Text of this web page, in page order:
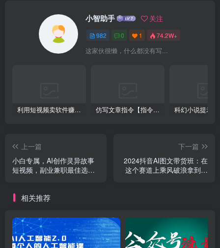
小智助手 关注
982 0 1 74.2W+
这家伙很懒，什么都没有写...
利用短视频卖软件赚钱，新手小白轻松月入10000+！ 仿写文章指令【指令+教程】
上一篇
小白专属，AI创作灵异故事
短视频，副业兼职最佳选
下一篇
2024抖音AI图文带货班：在
这个赛道上乘风破浪拿到好
相关推荐